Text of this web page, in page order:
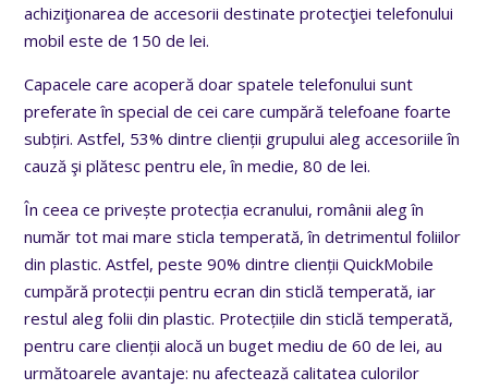
achiziţionarea de accesorii destinate protecţiei telefonului
mobil este de 150 de lei.
Capacele care acoperă doar spatele telefonului sunt
preferate în special de cei care cumpără telefoane foarte
subțiri. Astfel, 53% dintre clienții grupului aleg accesoriile în
cauză şi plătesc pentru ele, în medie, 80 de lei.
În ceea ce privește protecția ecranului, românii aleg în
număr tot mai mare sticla temperată, în detrimentul foliilor
din plastic. Astfel, peste 90% dintre clienții QuickMobile
cumpără protecții pentru ecran din sticlă temperată, iar
restul aleg folii din plastic. Protecțiile din sticlă temperată,
pentru care clienții alocă un buget mediu de 60 de lei, au
următoarele avantaje: nu afectează calitatea culorilor